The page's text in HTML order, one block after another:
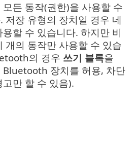
든 동작(권한)을 사용할 수
저장 유형의 장치일 경우 네
할 수 있습니다. 하지만 비
개의 동작만 사용할 수 있습
의 경우 쓰기 블록을
Bluetooth 장치를 허용, 차단
만 할 수 있음).